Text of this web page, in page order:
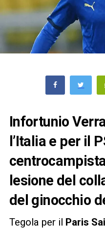
Infortunio
l’Italia e per il
lesione del
del ginocchio
Tegola per il Paris